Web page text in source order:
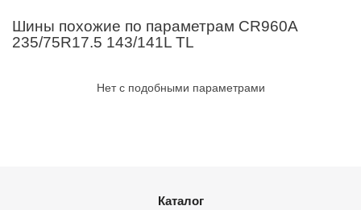
Шины похожие по параметрам CR960A
235/75R17.5 143/141L TL
Нет с подобными параметрами
Каталог